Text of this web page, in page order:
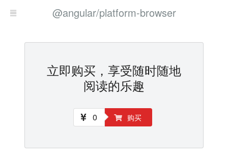
@angular/platform-browser
立即购买，享受随时随地
阅读的乐趣
0 购买